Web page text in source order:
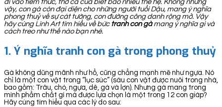
đi vào tiềm thức, thơ ca của biết bao nhiêu thế hệ. Không những
vậy, con gà còn đại diện cho những người tuổi Dậu, mang ý nghĩa
phong thuỷ về sự cát tường, con đường công danh rộng mở. Vậy
hãy cùng Linh Art tìm hiểu về bức tranh con gàmang ý nghĩa gì và
cách treo như thế nào bạn nhé.
1. Ý nghĩa tranh con gà trong phong thuỷ
Gà không dũng mãnh như hổ, cũng chẳng mạnh mẽ như ngựa. Nó
chỉ là một con vật trong “lục súc” (sáu con vật được nuôi trong nhà,
bao gồm: Trâu, chó, ngựa, dê, gà và lợn). Nhưng gà mang trong
mình phẩm chất gì mà được lựa chọn là một trong 12 con giáp?
Hãy cùng tìm hiểu qua các lý do sau: